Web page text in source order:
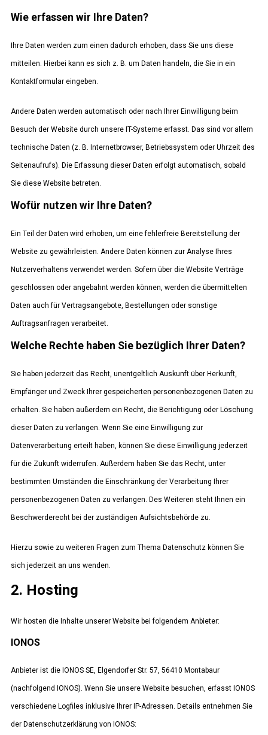
Wie erfassen wir Ihre Daten?
Ihre Daten werden zum einen dadurch erhoben, dass Sie uns diese
mitteilen. Hierbei kann es sich z. B. um Daten handeln, die Sie in ein
Kontaktformular eingeben.
Andere Daten werden automatisch oder nach Ihrer Einwilligung beim
Besuch der Website durch unsere IT-Systeme erfasst. Das sind vor allem
technische Daten (z. B. Internetbrowser, Betriebssystem oder Uhrzeit des
Seitenaufrufs). Die Erfassung dieser Daten erfolgt automatisch, sobald
Sie diese Website betreten.
Wofür nutzen wir Ihre Daten?
Ein Teil der Daten wird erhoben, um eine fehlerfreie Bereitstellung der
Website zu gewährleisten. Andere Daten können zur Analyse Ihres
Nutzerverhaltens verwendet werden. Sofern über die Website Verträge
geschlossen oder angebahnt werden können, werden die übermittelten
Daten auch für Vertragsangebote, Bestellungen oder sonstige
Auftragsanfragen verarbeitet.
Welche Rechte haben Sie bezüglich Ihrer Daten?
Sie haben jederzeit das Recht, unentgeltlich Auskunft über Herkunft,
Empfänger und Zweck Ihrer gespeicherten personenbezogenen Daten zu
erhalten. Sie haben außerdem ein Recht, die Berichtigung oder Löschung
dieser Daten zu verlangen. Wenn Sie eine Einwilligung zur
Datenverarbeitung erteilt haben, können Sie diese Einwilligung jederzeit
für die Zukunft widerrufen. Außerdem haben Sie das Recht, unter
bestimmten Umständen die Einschränkung der Verarbeitung Ihrer
personenbezogenen Daten zu verlangen. Des Weiteren steht Ihnen ein
Beschwerderecht bei der zuständigen Aufsichtsbehörde zu.
Hierzu sowie zu weiteren Fragen zum Thema Datenschutz können Sie
sich jederzeit an uns wenden.
2. Hosting
Wir hosten die Inhalte unserer Website bei folgendem Anbieter:
IONOS
Anbieter ist die IONOS SE, Elgendorfer Str. 57, 56410 Montabaur
(nachfolgend IONOS). Wenn Sie unsere Website besuchen, erfasst IONOS
verschiedene Logfiles inklusive Ihrer IP-Adressen. Details entnehmen Sie
der Datenschutzerklärung von IONOS: